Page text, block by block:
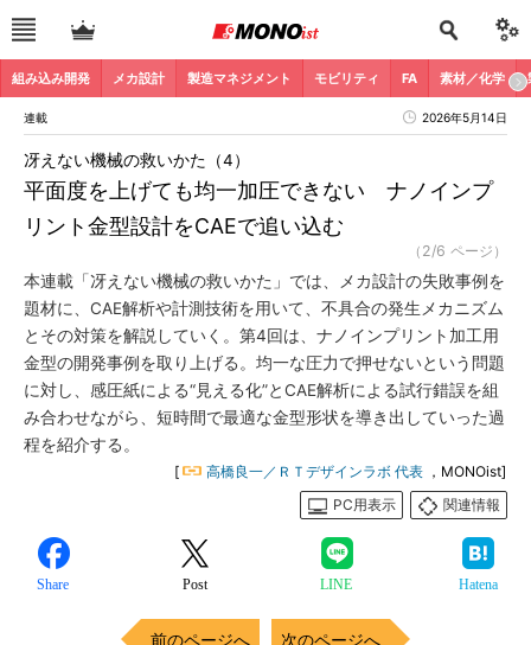
組み込み開発 メカ設計 製造マネジメント モビリティ FA 素材／化学
連載 2026年5月14日
平面度を上げても均一加圧できない ナノインプ
リント金型設計をCAEで追い込む
冴えない機械の救いかた（4）
（2/6 ページ）
本連載「冴えない機械の救いかた」では、メカ設計の失敗事例を
題材に、CAE解析や計測技術を用いて、不具合の発生メカニズム
とその対策を解説していく。第4回は、ナノインプリント加工用
金型の開発事例を取り上げる。均一な圧力で押せないという問題
に対し、感圧紙による“見える化”とCAE解析による試行錯誤を組
み合わせながら、短時間で最適な金型形状を導き出していった過
程を紹介する。
[ 高橋良一／ＲＴデザインラボ 代表 ，MONOist]
PC用表示
関連情報
Share Post LINE Hatena
前のページへ 次のページへ